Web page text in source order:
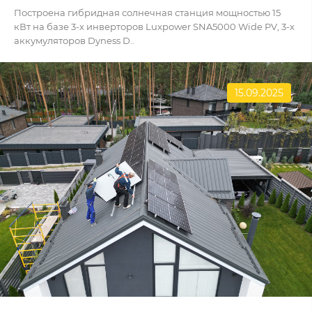
Построена гибридная солнечная станция мощностью 15
кВт на базе 3-х инверторов Luxpower SNA5000 Wide PV, 3-х
аккумуляторов Dyness D..
15.09.2025